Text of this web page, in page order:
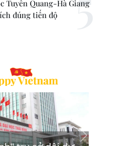
Tuyên Quang-Hà Giang
đúng tiến độ